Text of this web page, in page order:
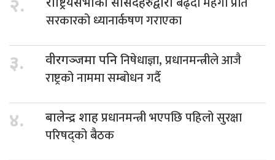
२. राष्ट्रियसभाका सांसदहरुद्वारा
सरकारको ध्यानार्कषण गराएका
३. वीरगञ्जमा पनिनिषेधाज्ञा, प्रधानमन्त्रीले आजै
राष्ट्रको नाममा सम्बोधन गर्दै
४. बालेन्द्र शाहप्रधानमन्त्री भएपछि पहिलो सुरक्षा
परिषद्को बैठक